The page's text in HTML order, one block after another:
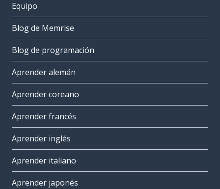
Equipo
Blog de Memrise
Blog de programación
Aprender alemán
Aprender coreano
Aprender francés
Aprender inglés
Aprender italiano
Aprender japonés